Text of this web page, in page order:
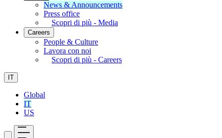
News & Announcements
Press office
Scopri di più - Media
Careers
People & Culture
Lavora con noi
Scopri di più - Careers
IT
Global
IT
US